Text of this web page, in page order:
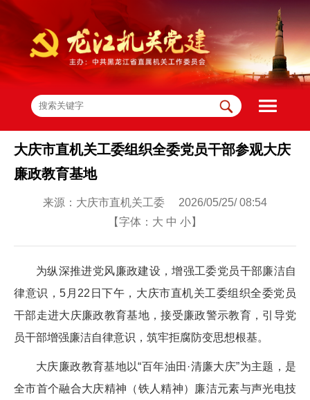
大庆市直机关工委组织全委党员干部参观大庆
廉政教育基地
来源：大庆市直机关工委 2026/05/25/ 08:54
【字体： 大 中 小】
为纵深推进党风廉政建设，增强工委党员干部廉洁自
律意识，5月22日下午，大庆市直机关工委组织全委党员
干部走进大庆廉政教育基地，接受廉政警示教育，引导党
员干部增强廉洁自律意识，筑牢拒腐防变思想根基。
大庆廉政教育基地以“百年油田·清廉大庆”为主题，是
全市首个融合大庆精神（铁人精神）廉洁元素与声光电技